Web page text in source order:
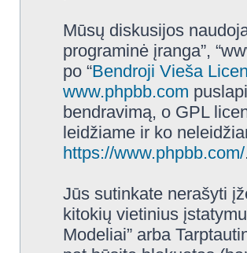
Mūsų diskusijos
programinė įranga”,
po “Bendroji Vieša
www.phpbb.com
bendravimą, o GPL
leidžiame ir ko
https://www.phpbb.com/.
Jūs sutinkate nerašyti
kitokių vietinius
Modeliai” arba